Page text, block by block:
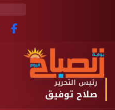
رئيس التحرير
صلاح توفيق